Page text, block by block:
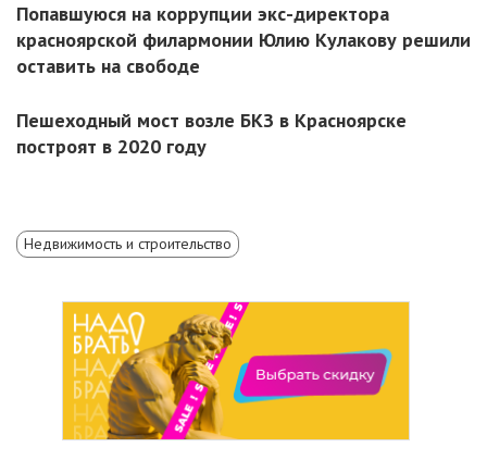
Попавшуюся на коррупции экс-директора
красноярской филармонии Юлию Кулакову решили
оставить на свободе
Пешеходный мост возле БКЗ в Красноярске
построят в 2020 году
Недвижимость и строительство